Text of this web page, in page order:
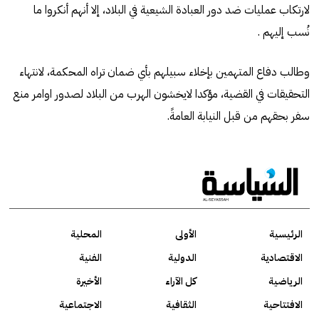
لارتكاب عمليات ضد دور العبادة الشيعية في البلاد، إلا أنهم أنكروا ما
نُسب إليهم .
وطالب دفاع المتهمين بإخلاء سبيلهم بأي ضمان تراه المحكمة، لانتهاء
التحقيقات في القضية، مؤكدا لايخشون الهرب من البلاد لصدور اوامر منع
سفر بحقهم من قبل النيابة العامةً.
الرئيسية الأولى
المحلية
الاقتصادية
الدولية
الفنية
الرياضية
كل الآراء
الأخيرة
الافتتاحية
الثقافية الاجتماعية